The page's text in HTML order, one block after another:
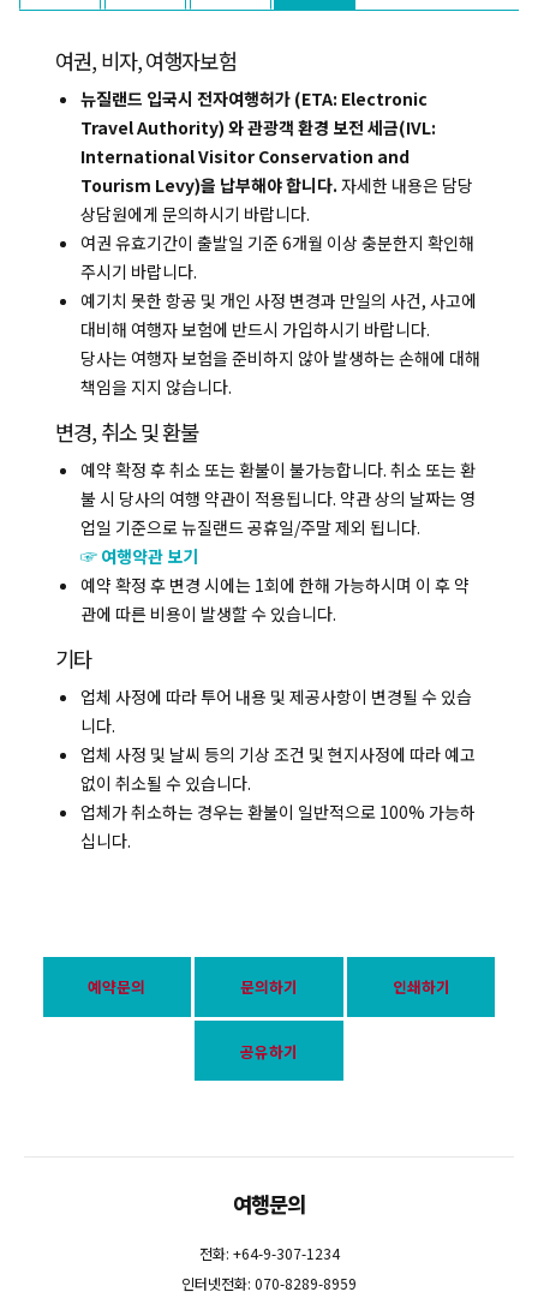
여권, 비자, 여행자보험
뉴질랜드 입국시 전자여행허가 (ETA: Electronic
Travel Authority) 와 관광객 환경 보전 세금(IVL:
International Visitor Conservation and
Tourism Levy)을 납부해야 합니다. 자세한 내용은 담당
상담원에게 문의하시기 바랍니다.
여권 유효기간이 출발일 기준 6개월 이상 충분한지 확인해
주시기 바랍니다.
예기치 못한 항공 및 개인 사정 변경과 만일의 사건, 사고에
대비해 여행자 보험에 반드시 가입하시기 바랍니다.
당사는 여행자 보험을 준비하지 않아 발생하는 손해에 대해
책임을 지지 않습니다.
변경, 취소 및 환불
예약 확정 후 취소 또는 환불이 불가능합니다. 취소 또는 환
불 시 당사의 여행 약관이 적용됩니다. 약관 상의 날짜는 영
업일 기준으로 뉴질랜드 공휴일/주말 제외 됩니다.
☞ 여행약관 보기
예약 확정 후 변경 시에는 1회에 한해 가능하시며 이 후 약
관에 따른 비용이 발생할 수 있습니다.
기타
업체 사정에 따라 투어 내용 및 제공사항이 변경될 수 있습
니다.
업체 사정 및 날씨 등의 기상 조건 및 현지사정에 따라 예고
없이 취소될 수 있습니다.
업체가 취소하는 경우는 환불이 일반적으로 100% 가능하
십니다.
예약문의 문의하기 인쇄하기
공유하기
복사하기
여행문의
전화: +64-9-307-1234
인터넷전화: 070-8289-8959